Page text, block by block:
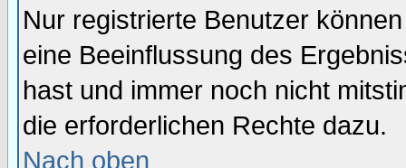
Nur registrierte Benutzer
eine Beeinflussung des
hast und immer noch nicht
die erforderlichen Rechte dazu.
Nach oben